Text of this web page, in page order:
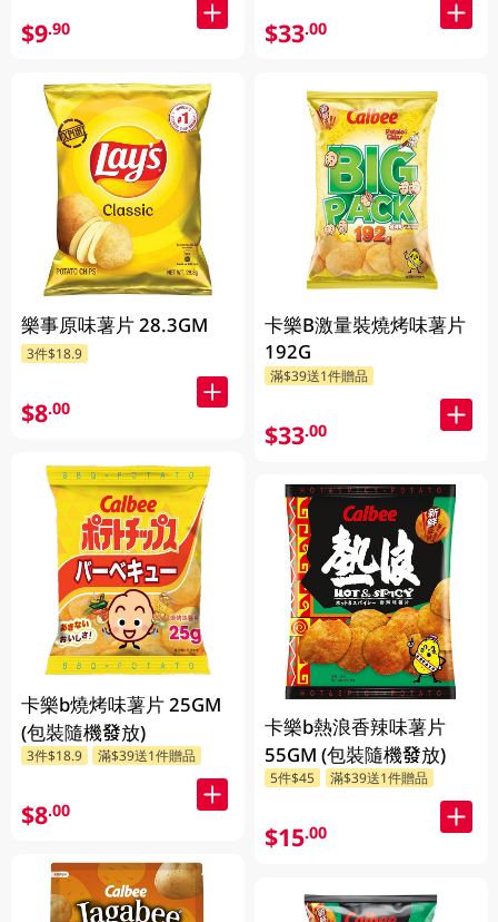
$9.90
樂事原味薯片 28.3GM
3件$18.9
$8.00
卡樂b燒烤味薯片 25GM
(包裝隨機發放)
3件$18.9 滿$39送1件贈品
$8.00
$33.00
卡樂B激量裝燒烤味薯片
192G
滿$39送1件贈品
$33.00
卡樂b熱浪香辣味薯片
55GM (包裝隨機發放)
5件$45 滿$39送1件贈品
$15.00